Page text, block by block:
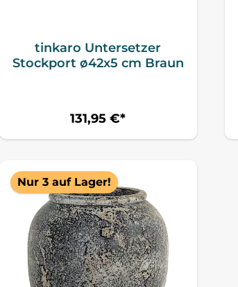
tinkaro Untersetzer
Stockport ø42x5 cm Braun
131,95 €*
Nur 3 auf Lager!